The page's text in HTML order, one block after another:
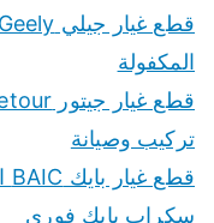
المكفولة
تركيب وصيانة
سكراب بايك فوري